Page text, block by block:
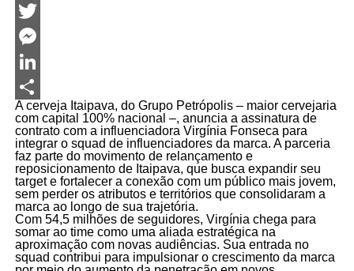
Facebook
Twitter
Messenger
LinkedIn
Share
A cerveja Itaipava, do Grupo Petrópolis – maior cervejaria
com capital 100% nacional –, anuncia a assinatura de
contrato com a influenciadora Virgínia Fonseca para
integrar o squad de influenciadores da marca. A parceria
faz parte do movimento de relançamento e
reposicionamento de Itaipava, que busca expandir seu
target e fortalecer a conexão com um público mais jovem,
sem perder os atributos e territórios que consolidaram a
marca ao longo de sua trajetória.
Com 54,5 milhões de seguidores, Virgínia chega para
somar ao time como uma aliada estratégica na
aproximação com novas audiências. Sua entrada no
squad contribui para impulsionar o crescimento da marca